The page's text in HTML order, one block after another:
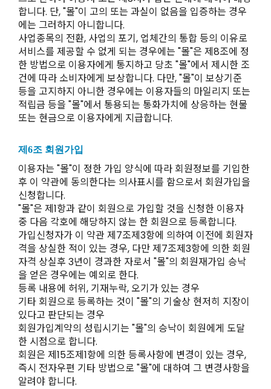
합니다. 단, "몰"이 고의 또는 과실이 없음을 입증하는 경우
에는 그러하지 아니합니다.
사업종목의 전환, 사업의 포기, 업체간의 통합 등의 이유로
서비스를 제공할 수 없게 되는 경우에는 "몰"은 제8조에 정
한 방법으로 이용자에게 통지하고 당초 "몰"에서 제시한 조
건에 따라 소비자에게 보상합니다. 다만, "몰"이 보상기준
등을 고지하지 아니한 경우에는 이용자들의 마일리지 또는
적립금 등을 "몰"에서 통용되는 통화가치에 상응하는 현물
또는 현금으로 이용자에게 지급합니다.
제6조 회원가입
이용자는 "몰"이 정한 가입 양식에 따라 회원정보를 기입한
후 이 약관에 동의한다는 의사표시를 함으로서 회원가입을
신청합니다.
"몰"은 제1항과 같이 회원으로 가입할 것을 신청한 이용자
중 다음 각호에 해당하지 않는 한 회원으로 등록합니다.
가입신청자가 이 약관 제7조제3항에 의하여 이전에 회원자
격을 상실한 적이 있는 경우, 다만 제7조제3항에 의한 회원
자격 상실후 3년이 경과한 자로서 "몰"의 회원재가입 승낙
을 얻은 경우에는 예외로 한다.
등록 내용에 허위, 기재누락, 오기가 있는 경우
기타 회원으로 등록하는 것이 "몰"의 기술상 현저히 지장이
있다고 판단되는 경우
회원가입계약의 성립시기는 "몰"의 승낙이 회원에게 도달
한 시점으로 합니다.
회원은 제15조제1항에 의한 등록사항에 변경이 있는 경우,
즉시 전자우편 기타 방법으로 "몰"에 대하여 그 변경사항을
알려야 합니다.